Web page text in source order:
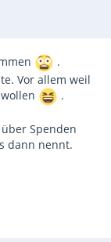
.
Vor allem weil
.
Spenden
dann nennt.